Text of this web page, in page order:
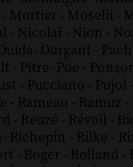
- Mortier - Moselli -
- Nicolaï - Nion -
- Ourgant -
- Pitre- Poe -
- Pucciano - Pujol -
- Rameau - Ramuz -
- Reuzé - Révoil -
- Richepin - Rilke -
- Roger - Rolland -